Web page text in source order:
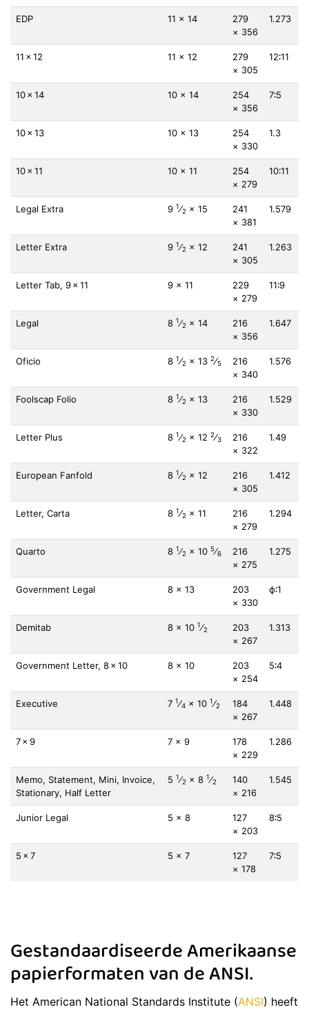
EDP 11 × 14
279
× 356
1.273
11 × 12 11 × 12
279
× 305
12∶11
10 × 14 10 × 14
254
× 356
7∶5
10 × 13 10 × 13
254
× 330
1.3
10 × 11 10 × 11
254
× 279
10∶11
Legal Extra 9 1⁄2 × 15
241
× 381
1.579
Letter Extra 9 1⁄2 × 12
241
× 305
1.263
Letter Tab, 9 × 11 9 × 11
229
× 279
11∶9
Legal 8 1⁄2 × 14
216
× 356
1.647
Oficio 8 1⁄2 × 13 2⁄5
216
× 340
1.576
Foolscap Folio 8 1⁄2 × 13
216
× 330
1.529
Letter Plus 8 1⁄2 × 12 2⁄3
216
× 322
1.49
European Fanfold 8 1⁄2 × 12
216
× 305
1.412
Letter, Carta 8 1⁄2 × 11
216
× 279
1.294
Quarto 8 1⁄2 × 10 5⁄6
216
× 275
1.275
Government Legal 8 × 13
203
× 330
ϕ∶1
Demitab 8 × 10 1⁄2
203
× 267
1.313
Government Letter, 8 × 10 8 × 10
203
× 254
5∶4
Executive 7 1⁄4 × 10 1⁄2
184
× 267
1.448
7 × 9 7 × 9
178
× 229
1.286
Memo, Statement, Mini, Invoice,
Stationary, Half Letter
5 1⁄2 × 8 1⁄2
140
× 216
1.545
Junior Legal 5 × 8
127
× 203
8∶5
5 × 7 5 × 7
127
× 178
7∶5
Gestandaardiseerde Amerikaanse
papierformaten van de ANSI.
Het American National Standards Institute (ANSI) heeft